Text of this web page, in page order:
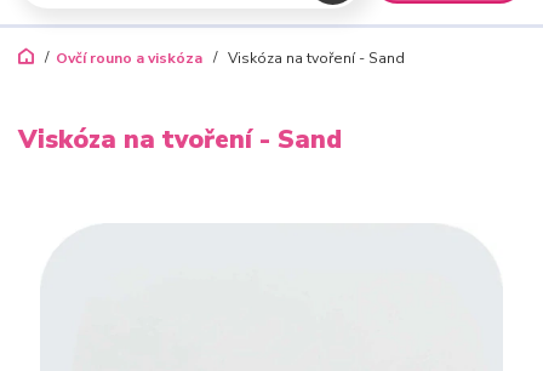
Ovčí rouno a viskóza Viskóza na tvoření - Sand
Viskóza na tvoření - Sand